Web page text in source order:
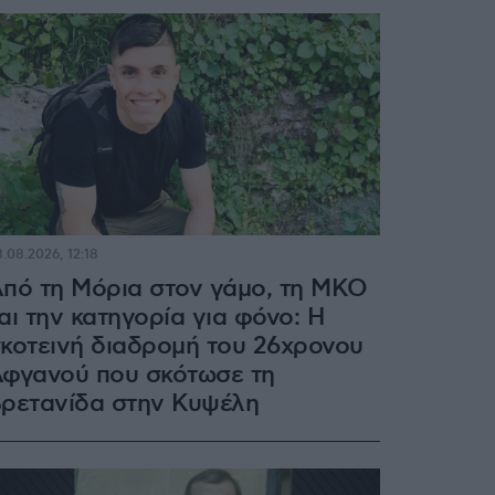
τη Μόρια στον γάμο, τη ΜΚΟ
την κατηγορία για φόνο: Η
διαδρομή του 26χρονου
που σκότωσε τη
στην Κυψέλη
12:18